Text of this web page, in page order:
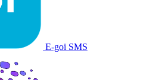
E-goi SMS